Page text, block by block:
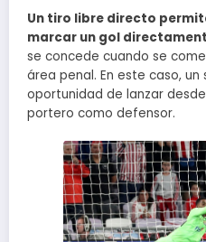
Un tiro libre directo
marcar un gol
se concede cuando se
área penal. En este caso,
oportunidad de lanzar
portero como defensor.